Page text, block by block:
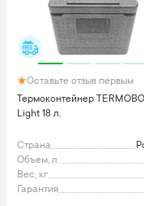
Оставьте отзыв первым
Термоконтейнер
Light 18 л.
Страна
Объем, л
Вес, кг
Гарантия